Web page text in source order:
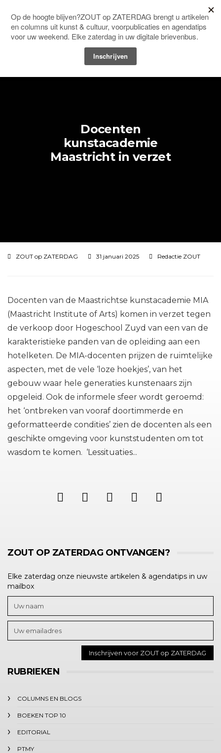
HOME ARCHITECTUUR & DESIGN
Docenten
kunstacademie
Maastricht in verzet
ZOUT op ZATERDAG 31 januari 2025 Redactie ZOUT
Docenten van de Maastrichtse kunstacademie MIA
(Maastricht Institute of Arts) komen in verzet tegen
de verkoop door Hogeschool Zuyd van een van de
karakteristieke panden van de opleiding aan een
hotelketen. De MIA-docenten prijzen de ruimtelijke
aspecten, met de vele ‘loze hoekjes’, van het
gebouw waar hele generaties kunstenaars zijn
opgeleid. Ook de informele sfeer wordt geroemd:
het ‘ontbreken van vooraf doortimmerde en
geformatteerde condities’ zien de docenten als een
geschikte omgeving voor kunststudenten om tot
wasdom te komen. ‘Lessituaties...
ZOUT OP ZATERDAG ONTVANGEN?
Elke zaterdag onze nieuwste artikelen & agendatips in uw
mailbox
RUBRIEKEN
COLUMNS EN BLOGS
BOEKEN TOP 10
EDITORIAL
PTMY